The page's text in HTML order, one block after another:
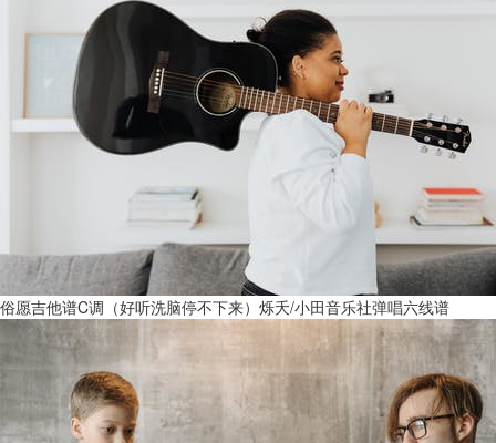
俗愿吉他谱C调（好听洗脑停不下来）烁夭/小田音乐社弹唱六线谱